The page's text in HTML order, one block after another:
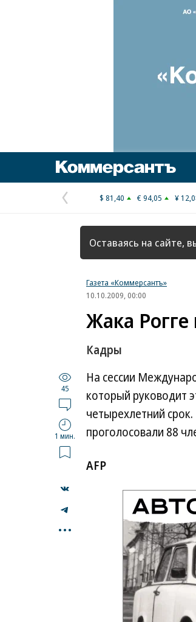
Предыдущая
страница
$ 81,40 € 94,05 ¥
Оставаясь на сайте,
Газета «Коммерсантъ»
10.10.2009, 00:00
Жака
Кадры
45
1 мин.
...
На сессии
который руководит
четырехлетний
проголосовали 88
AFP